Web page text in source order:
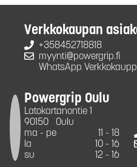
Verkkokaupan
+358452718818
myynti@powergrip.fi
WhatsApp
Powergrip Oulu
Latokartanontie 1
90150
Oulu
ma - pe
11 - 18
la
10 - 16
su
12 - 16